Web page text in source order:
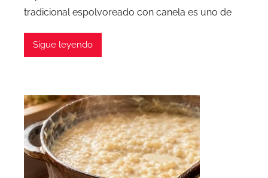
tradicional espolvoreado con canela es uno de
Sigue leyendo